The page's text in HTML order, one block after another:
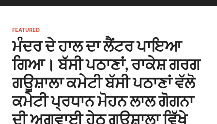
FEATURED
ਮੰਦਰ ਦੇ ਹਾਲ ਦਾ ਲੈਂਟਰ ਪਾਇਆ
ਗਿਆ। ਬੱਸੀ ਪਠਾਣਾਂ, ਰਾਕੇਸ਼ ਗਰਗ
ਗਊਸ਼ਾਲਾ ਕਮੇਟੀ ਬੱਸੀ ਪਠਾਣਾਂ ਵੱਲੋ
ਕਮੇਟੀ ਪ੍ਰਧਾਨ ਮੋਹਨ ਲਾਲ ਗੋਗਨਾ
ਦੀ ਅਗਵਾਈ ਹੇਠ ਗਊਸ਼ਾਲਾ ਵਿੱਖੇ